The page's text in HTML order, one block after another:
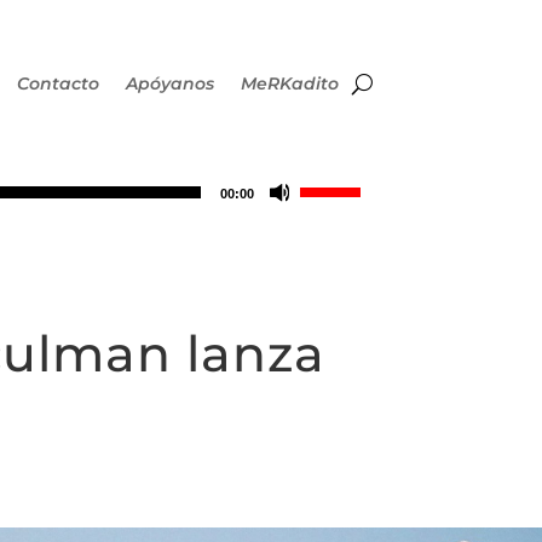
Contacto Apóyanos MeRKadito
00:00
Utiliza
de
lanza